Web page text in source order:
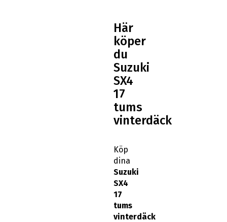
Här
köper
du
Suzuki
SX4
17
tums
vinterdäck
Köp
dina
Suzuki
SX4
17
tums
vinterdäck